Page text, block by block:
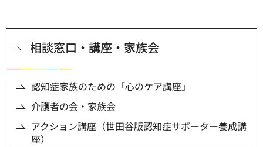
相談窓口・講座・家族会
認知症家族のための「心のケア講座」
介護者の会・家族会
アクション講座（世田谷版認知症サポーター養成講
座）